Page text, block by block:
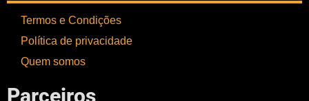
Termos e Condições
Política de privacidade
Quem somos
Parceiros